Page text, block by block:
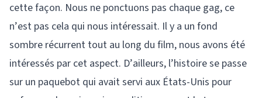
cette façon. Nous ne ponctuons pas chaque gag, ce
n’est pas cela qui nous intéressait. Il y a un fond
sombre récurrent tout au long du film, nous avons été
intéressés par cet aspect. D’ailleurs, l’histoire se passe
sur un paquebot qui avait servi aux États-Unis pour